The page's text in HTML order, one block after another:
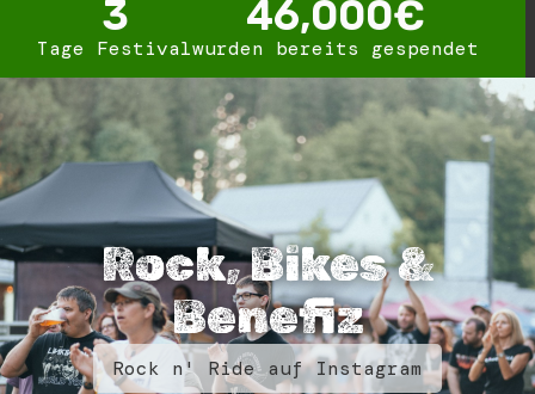
Tage Festival
3
wurden bereits gespendet
46,000€
Rock, Bikes &
Benefiz
Rock n' Ride auf Instagram